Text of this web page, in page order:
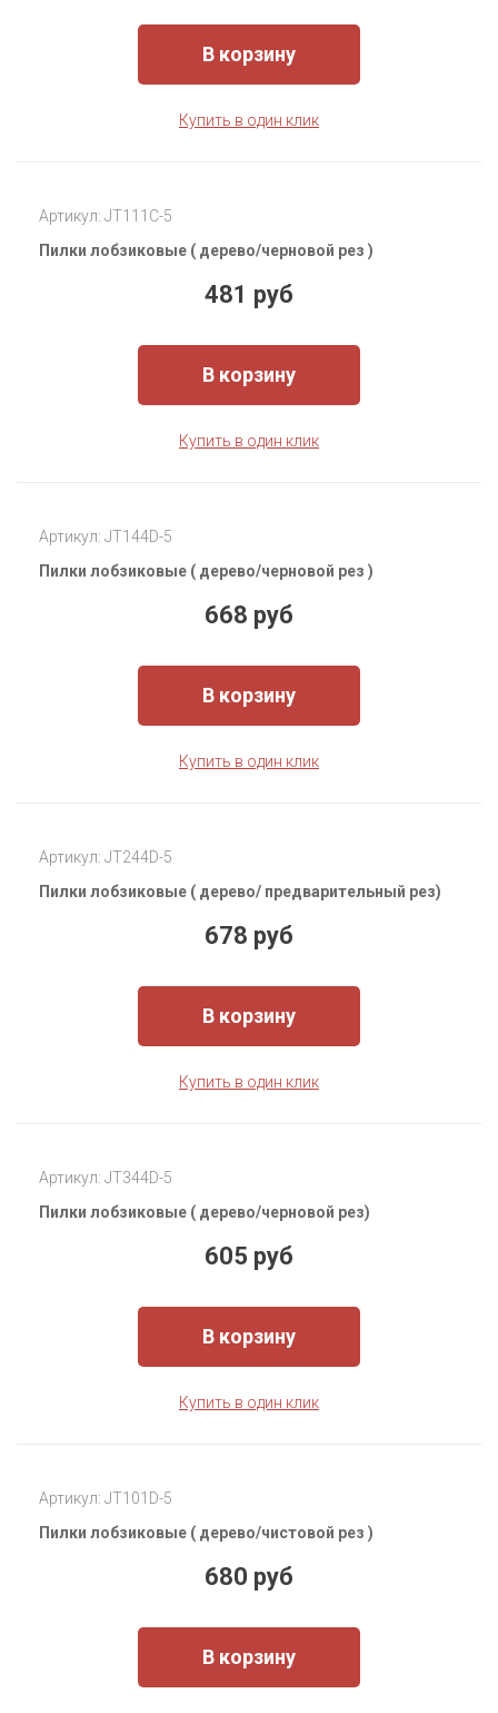
В корзину
Купить в один клик
Артикул: JT111C-5
Пилки лобзиковые ( дерево/черновой рез )
481 руб
В корзину
Купить в один клик
Артикул: JT144D-5
Пилки лобзиковые ( дерево/черновой рез )
668 руб
В корзину
Купить в один клик
Артикул: JT244D-5
Пилки лобзиковые ( дерево/ предварительный рез)
678 руб
В корзину
Купить в один клик
Артикул: JT344D-5
Пилки лобзиковые ( дерево/черновой рез)
605 руб
В корзину
Купить в один клик
Артикул: JT101D-5
Пилки лобзиковые ( дерево/чистовой рез )
680 руб
В корзину